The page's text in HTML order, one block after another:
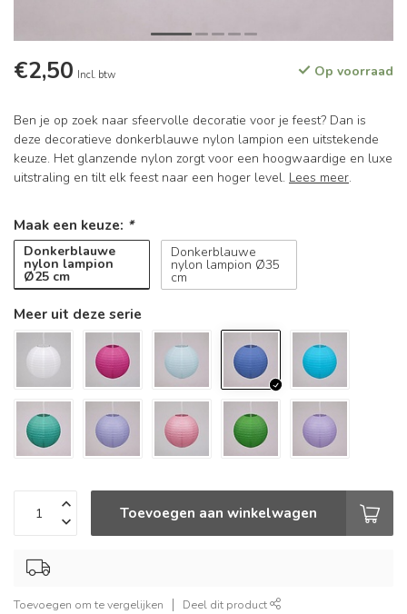
€2,50 Incl. btw Op voorraad
Ben je op zoek naar sfeervolle decoratie voor je feest? Dan is
deze decoratieve donkerblauwe nylon lampion een uitstekende
keuze. Het glanzende nylon zorgt voor een hoogwaardige en luxe
uitstraling en tilt elk feest naar een hoger level. Lees meer.
Maak een keuze: *
Donkerblauwe
nylon lampion
Ø25 cm
Donkerblauwe
nylon lampion Ø35
cm
Meer uit deze serie
Toevoegen aan winkelwagen
Toevoegen om te vergelijken Deel dit product